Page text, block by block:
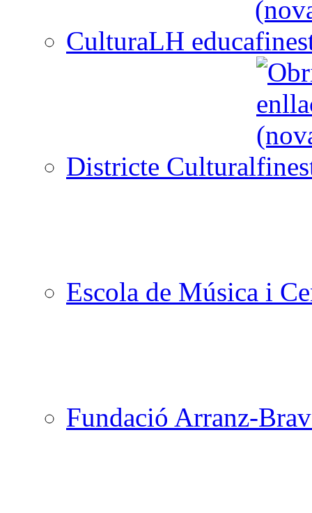
CulturaLH educa
Districte Cultural
Escola de Música i
Fundació Arranz-